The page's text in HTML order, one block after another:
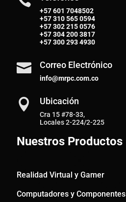
+57 601 7048502
+57310 565 0594
+57302 215 0576
+57304 200 3817
+57300 293 4930
 Correo Electrónico
info@mrpc.com.co
 Ubicación
Cra 15 #78-33,
Locales 2-224/2-225
Nuestros Productos
Realidad Virtual y Gamer
Computadores y Componentes